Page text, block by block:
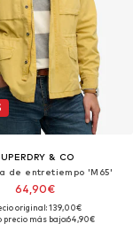
& CO
de entretiempo 'M65'
64,90€
original: 139,00€
precio más bajo:64,90€